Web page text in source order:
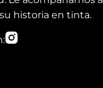
historia en tinta.